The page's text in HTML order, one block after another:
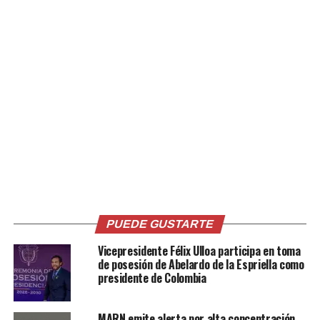
Precios accesibles en
agromercados alivian la
economía familiar
7 agosto, 2024
En «Economia»
Salvadoreños realizan
compras de fin de año a
Salvadoran cuisine
PUEDE GUSTARTE
Vicepresidente Félix Ulloa participa en toma
de posesión de Abelardo de la Espriella como
presidente de Colombia